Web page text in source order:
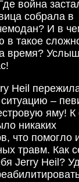
война
собрала в
И в
в такое
время?
Heil
–
яму! К
никаких
что помогло
травм. Как
Jerry Heil?